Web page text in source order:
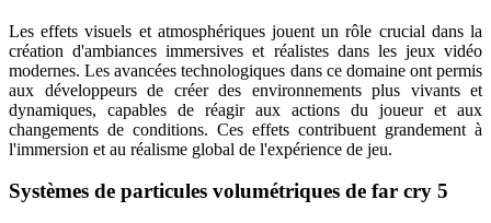
Les effets visuels et atmosphériques jouent un rôle crucial dans la
création d'ambiances immersives et réalistes dans les jeux vidéo
modernes. Les avancées technologiques dans ce domaine ont permis
aux développeurs de créer des environnements plus vivants et
dynamiques, capables de réagir aux actions du joueur et aux
changements de conditions. Ces effets contribuent grandement à
l'immersion et au réalisme global de l'expérience de jeu.
Systèmes de particules volumétriques de far cry 5